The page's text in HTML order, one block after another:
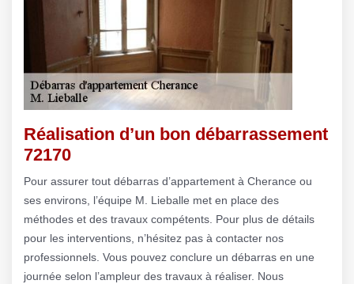
Réalisation d’un bon débarrassement
72170
Pour assurer tout débarras d’appartement à Cherance ou
ses environs, l’équipe M. Lieballe met en place des
méthodes et des travaux compétents. Pour plus de détails
pour les interventions, n’hésitez pas à contacter nos
professionnels. Vous pouvez conclure un débarras en une
journée selon l’ampleur des travaux à réaliser. Nous